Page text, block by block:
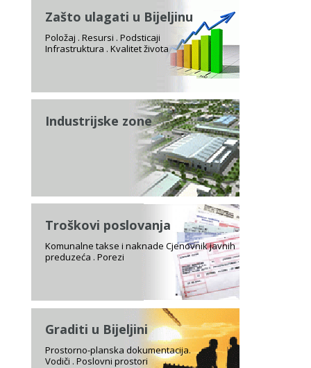
Zašto ulagati u Bijeljinu
Položaj . Resursi . Podsticaji
Infrastruktura . Kvalitet života
Industrijske zone
Troškovi poslovanja
Komunalne takse i naknade Cjenovnik javnih
preduzeća . Porezi
Graditi u Bijeljini
Prostorno-planska dokumentacija.
Vodiči . Poslovni prostori